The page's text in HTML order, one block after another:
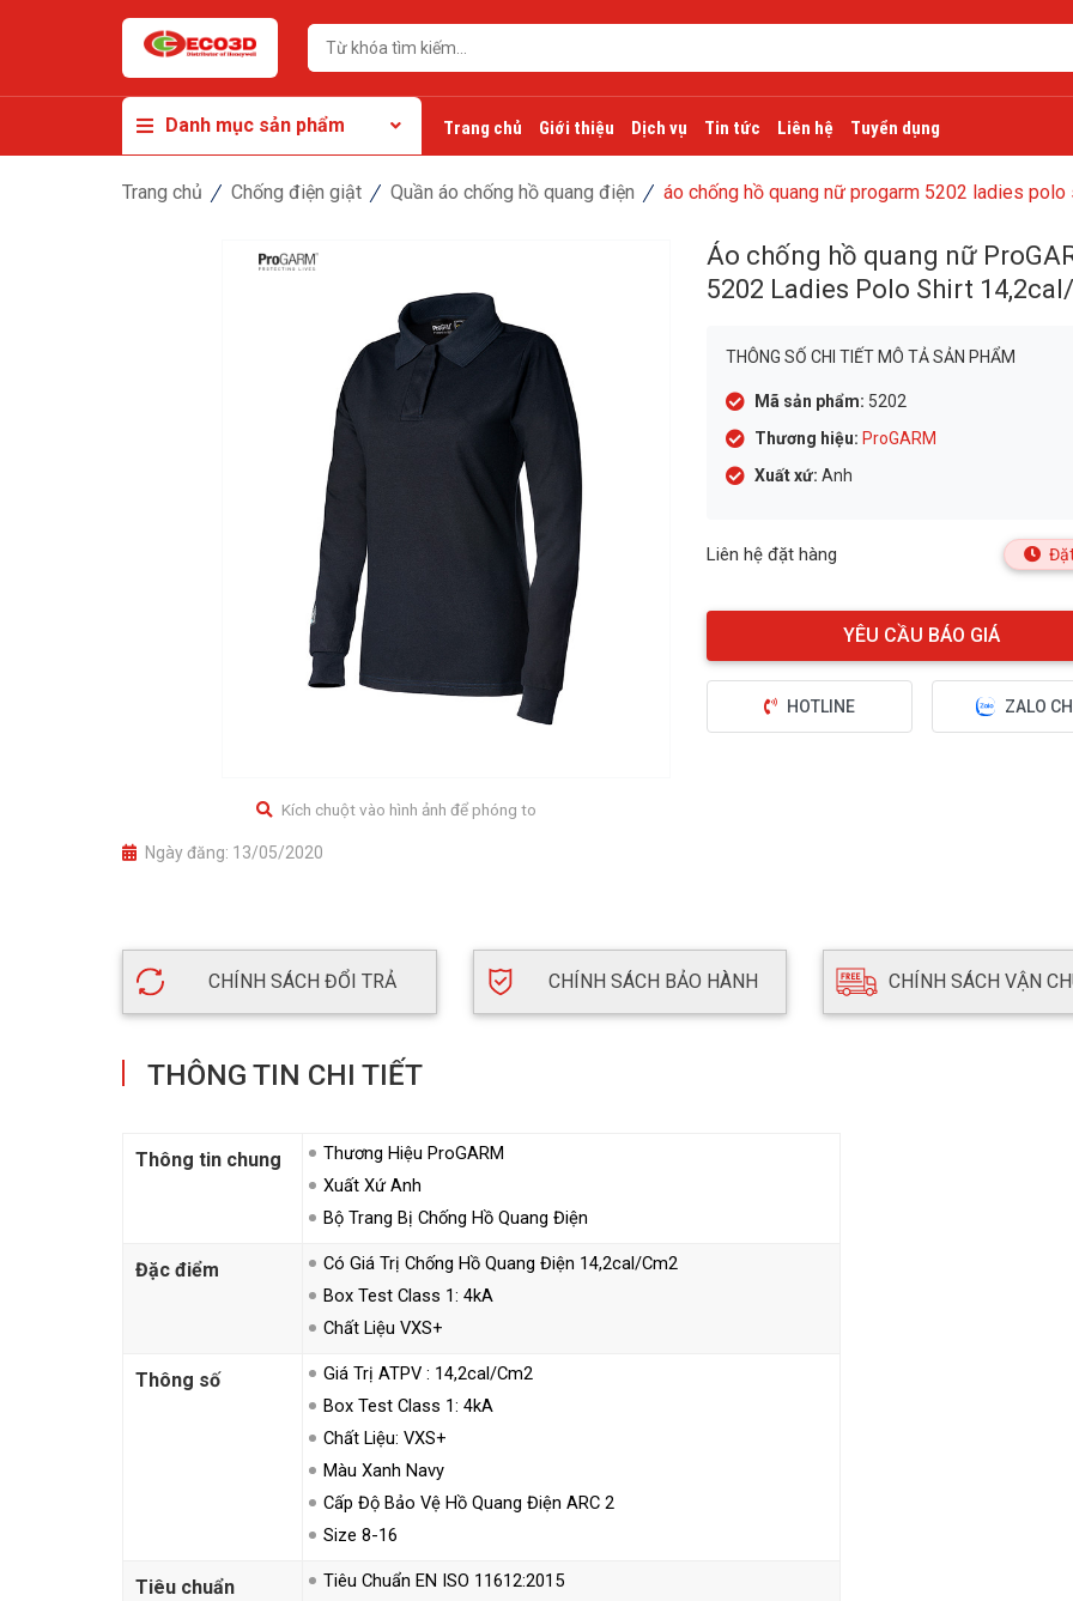
Danh mục sản phẩm Trang chủ Giới thiệu Dịch vụ Tin tức Liên hệ Tuyển dụng
Trang chủ Chống điện giật Quần áo chống hồ quang điện áo chống hồ quang nữ progarm 5202 ladies
Kích chuột vào hình ảnh để phóng to
Ngày đăng: 13/05/2020
Áo chống hồ quang nữ
5202 Ladies Polo Shirt
THÔNG SỐ CHI TIẾT MÔ TẢ SẢN PHẨM
Mã sản phẩm: 5202
Thương hiệu: ProGARM
Xuất xứ: Anh
Liên hệ đặt hàng
HOTLINE ZALO
CHÍNH SÁCH ĐỔI TRẢ CHÍNH SÁCH BẢO HÀNH CHÍNH SÁCH VẬN
THÔNG TIN CHI TIẾT
Thông tin chung
Thương Hiệu ProGARM
Xuất Xứ Anh
Bộ Trang Bị Chống Hồ Quang Điện
Đặc điểm
Có Giá Trị Chống Hồ Quang Điện 14,2cal/cm2
Box Test Class 1: 4kA
Chất Liệu VXS+
Thông số
Giá Trị ATPV : 14,2cal/cm2
Box Test Class 1: 4kA
Chất Liệu: VXS+
Màu Xanh Navy
Cấp Độ Bảo Vệ Hồ Quang Điện ARC 2
Size 8-16
Tiêu chuẩn
Tiêu Chuẩn EN ISO 11612:2015